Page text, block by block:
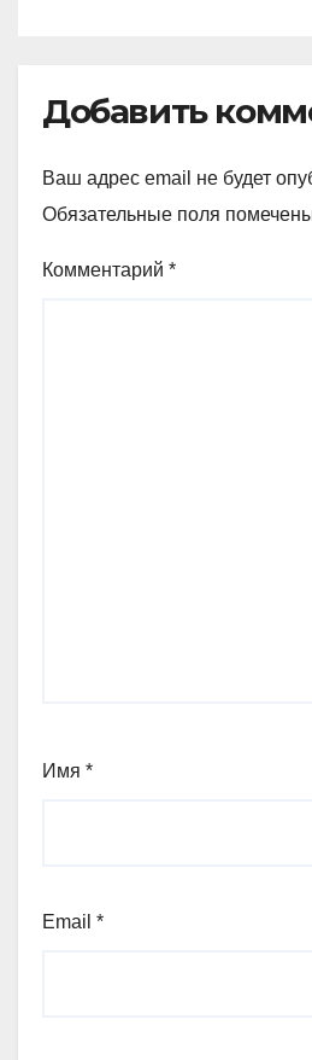
Добавить
Ваш адрес email не будет
Обязательные поля
Комментарий *
Имя *
Email *